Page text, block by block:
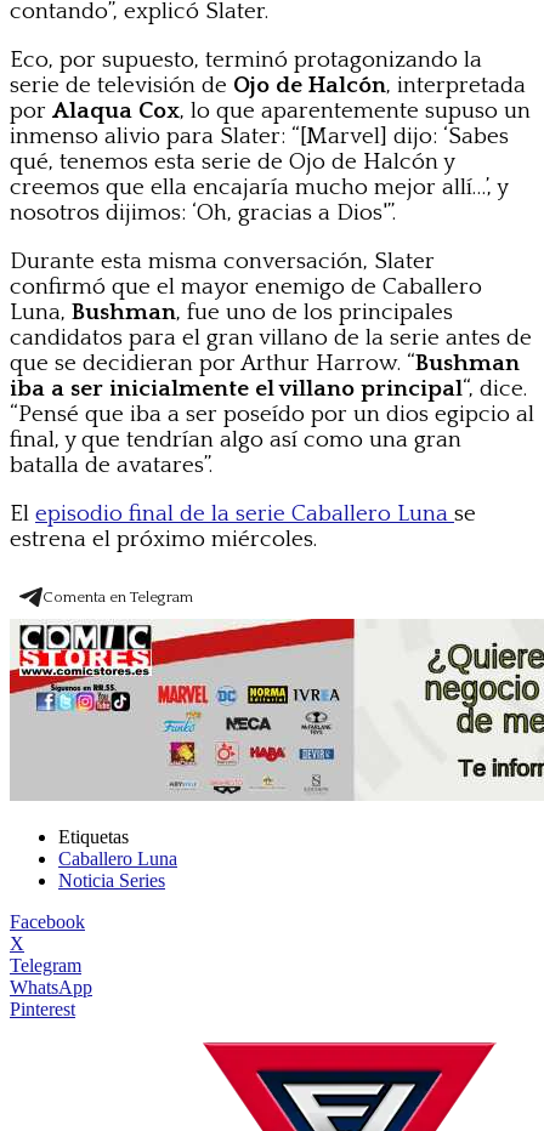
contando”, explicó Slater.
Eco, por supuesto, terminó protagonizando la
serie de televisión de Ojo de Halcón, interpretada
por Alaqua Cox, lo que aparentemente supuso un
inmenso alivio para Slater: “[Marvel] dijo: ‘Sabes
qué, tenemos esta serie de Ojo de Halcón y
creemos que ella encajaría mucho mejor allí…’, y
nosotros dijimos: ‘Oh, gracias a Dios'”.
Durante esta misma conversación, Slater
confirmó que el mayor enemigo de Caballero
Luna, Bushman, fue uno de los principales
candidatos para el gran villano de la serie antes de
que se decidieran por Arthur Harrow. “Bushman
iba a ser inicialmente el villano principal“, dice.
“Pensé que iba a ser poseído por un dios egipcio al
final, y que tendrían algo así como una gran
batalla de avatares”.
El episodio final de la serie Caballero Luna se
estrena el próximo miércoles.
Comenta en Telegram
Etiquetas
Caballero Luna
Noticia Series
Facebook
X
Telegram
WhatsApp
Pinterest